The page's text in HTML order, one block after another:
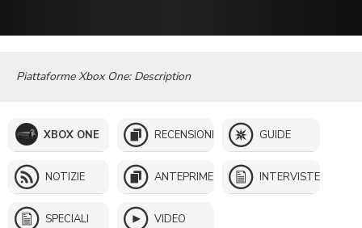
Piattaforme Xbox One: Description
XBOX ONE RECENSIONI GUIDE
NOTIZIE ANTEPRIME INTERVISTE
SPECIALI VIDEO